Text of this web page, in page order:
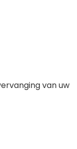
van uw